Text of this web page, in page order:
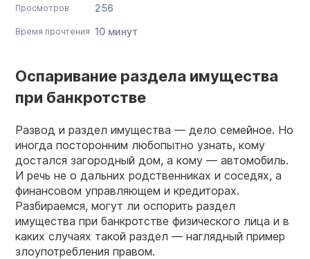
Просмотров 256
Время прочтения 10 минут
Оспаривание раздела имущества
при банкротстве
Развод и раздел имущества — дело семейное. Но
иногда посторонним любопытно узнать, кому
достался загородный дом, а кому — автомобиль.
И речь не о дальних родственниках и соседях, а
финансовом управляющем и кредиторах.
Разбираемся, могут ли оспорить раздел
имущества при банкротстве физического лица и в
каких случаях такой раздел — наглядный пример
злоупотребления правом.